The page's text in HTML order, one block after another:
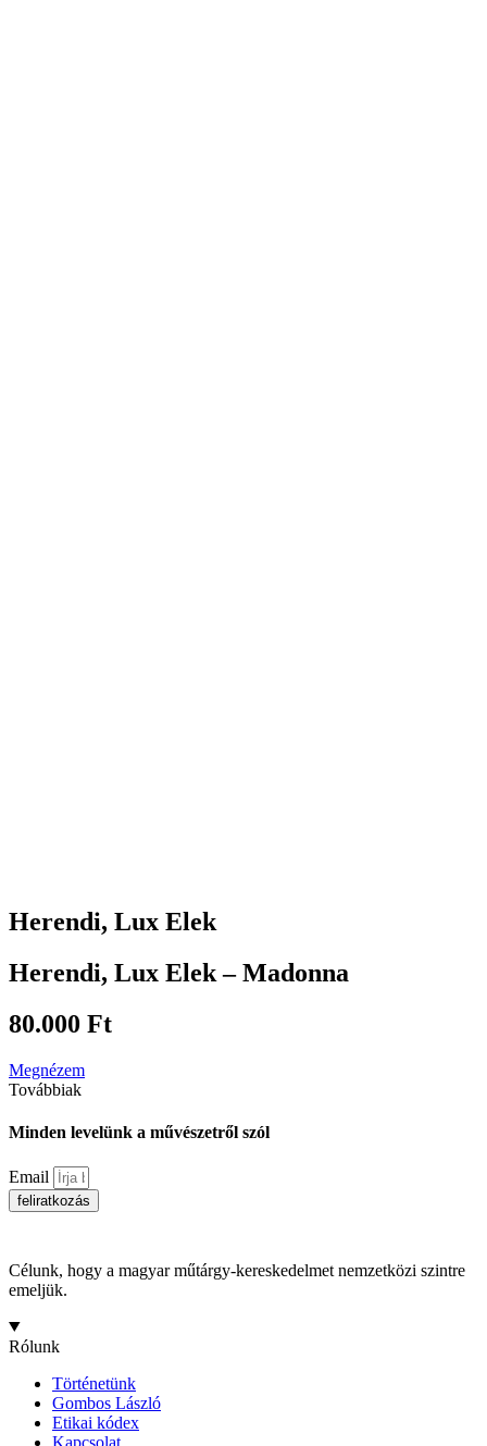
Herendi, Lux Elek
Herendi, Lux Elek – Madonna
80.000 Ft
Megnézem
Továbbiak
Minden levelünk a művészetről szól
Email
feliratkozás
Célunk, hogy a magyar műtárgy-kereskedelmet nemzetközi szintre
emeljük.
Rólunk
Történetünk
Gombos László
Etikai kódex
Kapcsolat